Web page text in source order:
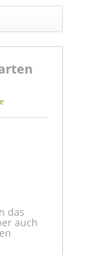
das
auch